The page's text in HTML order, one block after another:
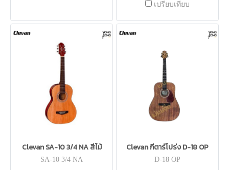
เปรียบเทียบ
Clevan SA-10 3/4 NA สีไม้
SA-10 3/4 NA
Clevan กีตาร์โปร่ง D-18 OP
D-18 OP